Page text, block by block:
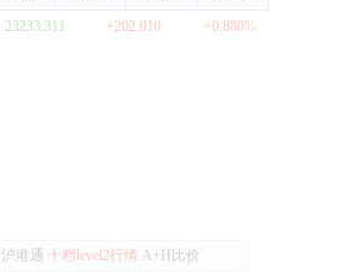
23233.311 +202.010 +0.880%
沪港通 十档level2行情 A+H比价